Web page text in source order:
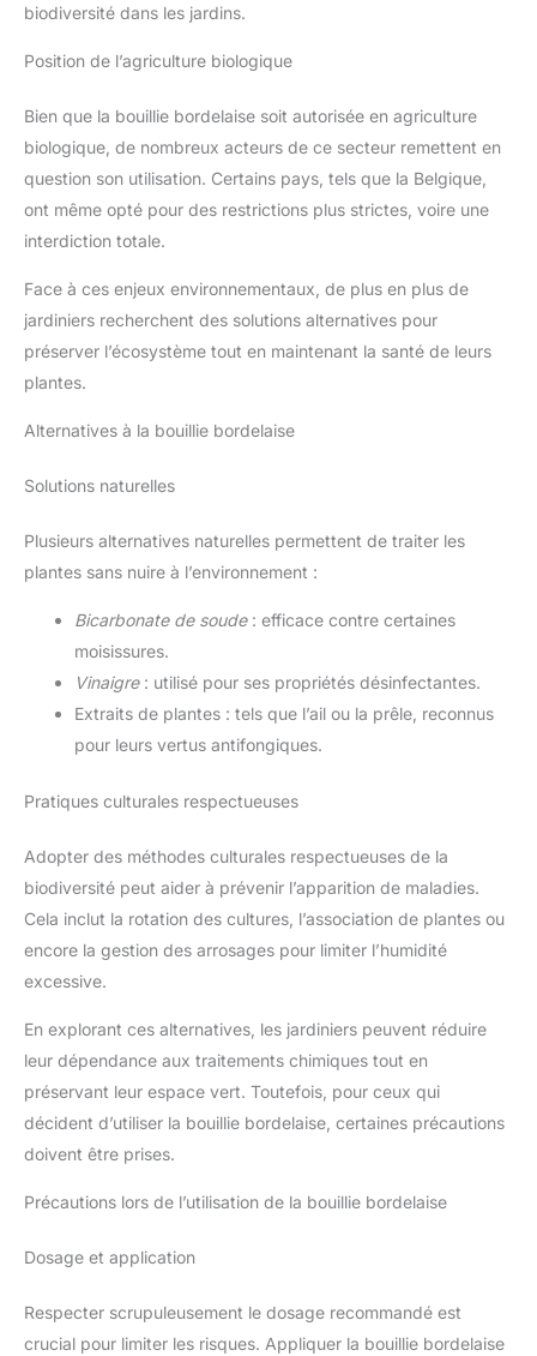
biodiversité dans les jardins.
Position de l’agriculture biologique
Bien que la bouillie bordelaise soit autorisée en agriculture
biologique, de nombreux acteurs de ce secteur remettent en
question son utilisation. Certains pays, tels que la Belgique,
ont même opté pour des restrictions plus strictes, voire une
interdiction totale.
Face à ces enjeux environnementaux, de plus en plus de
jardiniers recherchent des solutions alternatives pour
préserver l’écosystème tout en maintenant la santé de leurs
plantes.
Alternatives à la bouillie bordelaise
Solutions naturelles
Plusieurs alternatives naturelles permettent de traiter les
plantes sans nuire à l’environnement :
Bicarbonate de soude: efficace contre certaines
moisissures.
Vinaigre: utilisé pour ses propriétés désinfectantes.
Extraits de plantes : tels que l’ail ou la prêle, reconnus
pour leurs vertus antifongiques.
Pratiques culturales respectueuses
Adopter des méthodes culturales respectueuses de la
biodiversité peut aider à prévenir l’apparition de maladies.
Cela inclut la rotation des cultures, l’association de plantes ou
encore la gestion des arrosages pour limiter l’humidité
excessive.
En explorant ces alternatives, les jardiniers peuvent réduire
leur dépendance aux traitements chimiques tout en
préservant leur espace vert. Toutefois, pour ceux qui
décident d’utiliser la bouillie bordelaise, certaines précautions
doivent être prises.
Précautions lors de l’utilisation de la bouillie bordelaise
Dosage et application
Respecter scrupuleusement le dosage recommandé est
crucial pour limiter les risques. Appliquer la bouillie bordelaise